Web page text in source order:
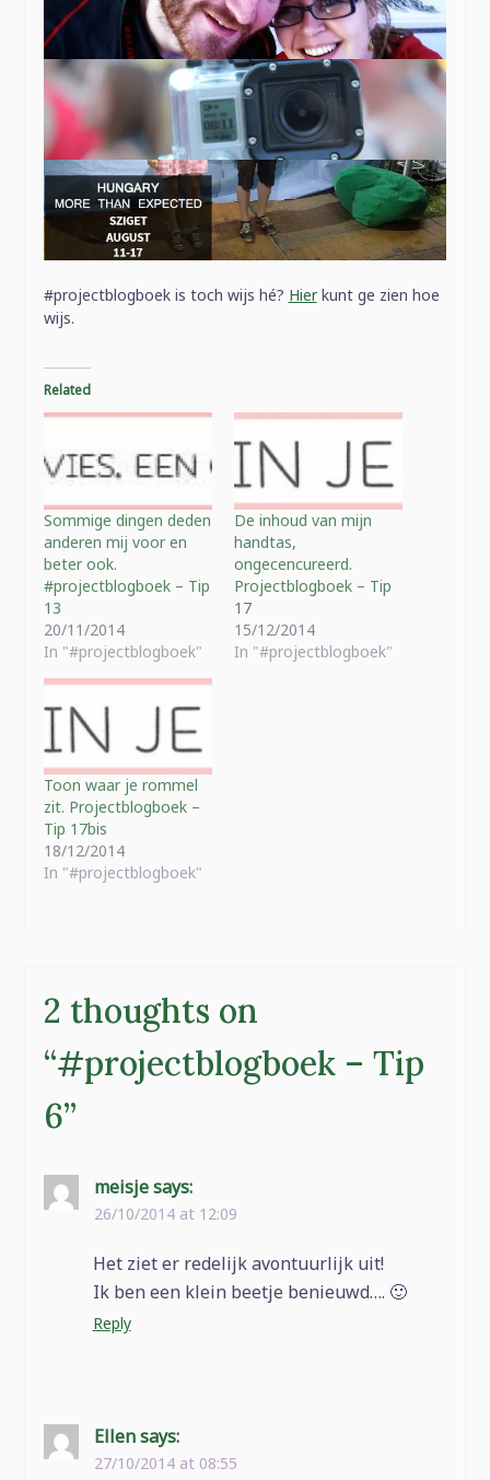
#projectblogboek is toch wijs hé? Hierkunt ge zien hoe
wijs.
Related
Sommige dingen deden
anderen mij voor en
beter ook.
#projectblogboek – Tip
13
20/11/2014
In "#projectblogboek"
De inhoud van mijn
handtas,
ongecencureerd.
Projectblogboek – Tip
17
15/12/2014
In "#projectblogboek"
Toon waar je rommel
zit. Projectblogboek –
Tip 17bis
18/12/2014
In "#projectblogboek"
2 thoughts on
“#projectblogboek – Tip
6”
meisje says:
26/10/2014 at 12:09
Het ziet er redelijk avontuurlijk uit!
Ik ben een klein beetje benieuwd…. 🙂
Reply
Ellen says:
27/10/2014 at 08:55